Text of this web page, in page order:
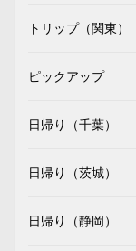
トリップ（関東）
ピックアップ
日帰り（千葉）
日帰り（茨城）
日帰り（静岡）